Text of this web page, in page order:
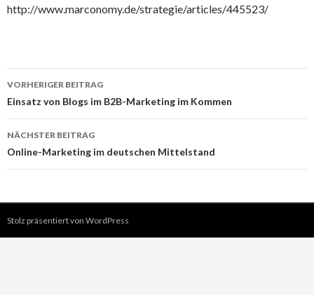
http://www.marconomy.de/strategie/articles/445523/
Beitrags-
Navigation
VORHERIGER BEITRAG
Einsatz von Blogs im B2B-Marketing im Kommen
NÄCHSTER BEITRAG
Online-Marketing im deutschen Mittelstand
Stolz präsentiert von WordPress